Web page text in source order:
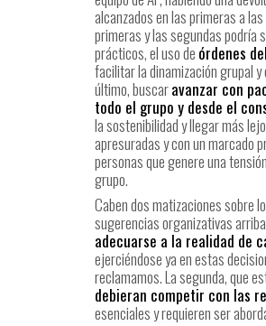
alcanzados en las primeras a
primeras y las segundas podría
prácticos, el uso de órdenes
facilitar la dinamización grupal
último, buscaravanzar con
todo el grupo y desde el
la sostenibilidad y llegar más
apresuradas y con un marcado
personas que genere una
grupo.
Caben dos matizaciones sobre
sugerencias organizativas
adecuarse a la realidad de
ejerciéndose ya en estas
reclamamos. La segunda, que
debieran competir con las
esenciales y requieren ser